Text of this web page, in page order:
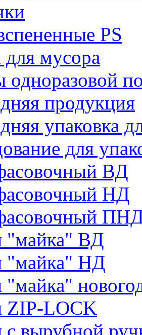
PS
мусора
одноразовой
продукция
упаковка
для
ВД
НД
"майка" ВД
"майка" НД
"майка"
ZIP-LOCK